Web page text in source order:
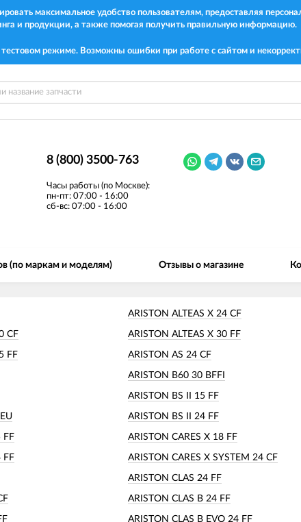
максимальное удобство пользователям, предоставляя
и продукции, а также помогая получить правильную информацию.
режиме. Возможны ошибки при работе с сайтом и
8 (800) 3500-763
Часы работы (по Москве):
пн-пт: 07:00 - 16:00
сб-вс: 07:00 - 16:00
(по маркам и моделям) Отзывы о магазине
ARISTON ALTEAS X 24 CF
CF ARISTON ALTEAS X 30 FF
FF ARISTON AS 24 CF
ARISTON B60 30 BFFI
ARISTON BS II 15 FF
ARISTON BS II 24 FF
FF ARISTON CARES X 18 FF
FF ARISTON CARES X SYSTEM 24 CF
ARISTON CLAS 24 FF
ARISTON CLAS B 24 FF
ARISTON CLAS B EVO 24 FF